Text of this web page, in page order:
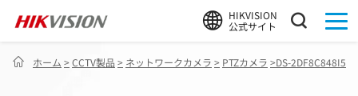
HIKVISION
公式サイト
ホーム >CCTV製品 > ネットワークカメラ > PTZカメラ >DS-